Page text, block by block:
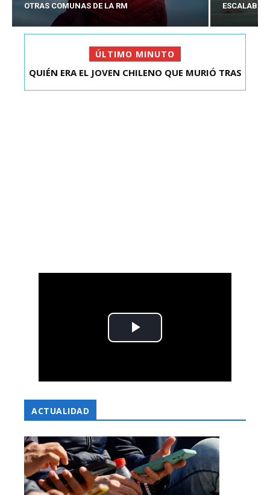
OTRAS COMUNAS DE LA RM
ESCALABA
ÚLTIMO MINUTO
ARRAU DETALLÓ AGENDA CONTRA EL CRIMEN
ACTUALIDAD